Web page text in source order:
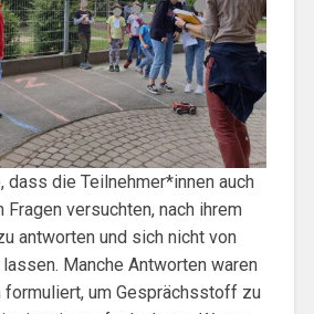
dass die Teilnehmer*innen auch
versuchten, nach ihrem
antworten und sich nicht von
Manche Antworten waren
um Gesprächsstoff zu